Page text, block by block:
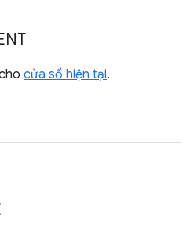
cửa sổ hiện tại.